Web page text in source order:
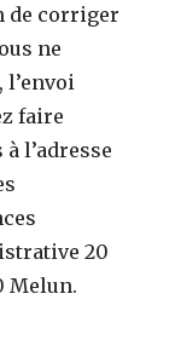
de corriger
ne
faire
l’adresse
20
Melun.